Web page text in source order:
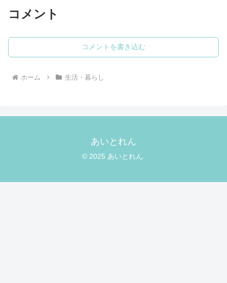
コメント
コメントを書き込む
ホーム 生活・暮らし
あいとれん
© 2025 あいとれん.